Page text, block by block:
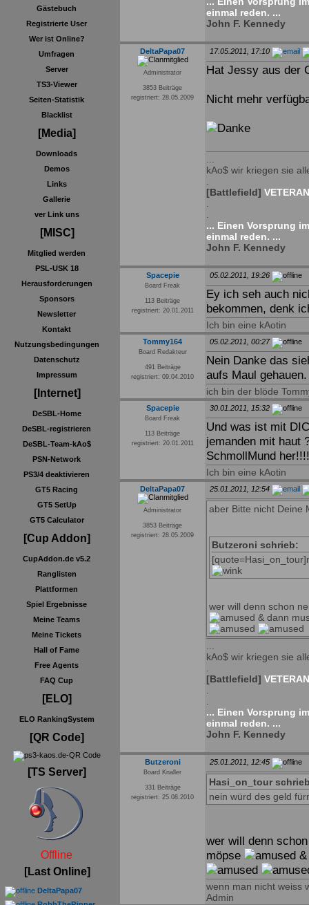
Gästebuch
Registrierte User
Wer ist Online?
Umfragen
Server
TS3-Viewer
Seiten-Statistik
Blacklist
[Media]
Downloads
Demos
Links
Gallerie
ver Link uns
[MISC]
Mitglied werden
PSL-USK 18
Herausforderungen
Sponsors
Newsletter
Kontakt
Nutzungsbedingungen
Datenschutz
Impressum
[Internet]
DeSBL-Home
DeSBL-registrieren
DeSBL-Team-kAo$
PSN-Network
PS3/4 deaktivieren
GT5 Racing
GT5 SetUp
GT5 Calculator
[Cup Addon]
CupAddon.de v5.2
Ranglisten
Plattformen
Spiel Ergebnisse
Meine Teams
Meine Tickets
Hall of Fame
Free Agents
FAQ Cup
[ELO]
ELO RankingSystem
[QR Code]
[TS Server]
Offline
[Last Online]
DeltaPapa07
einmal reden. ...
John F. Kennedy
DeltaPapa07
Administrator
3853 Beiträge
registriert: 28.05.2009
17.05.2011, 17:10
Hat Jessy aus der
Nicht mehr
kAo$ wir kriegen sie
[Battlefield]
... Einen Vorsprung
einmal reden. ...
John F. Kennedy
Spacepie
Board Freak
113 Beiträge
registriert: 20.01.2011
05.02.2011, 19:26
Ey ich seh auch
bekommen, denk
Ich bin eine kAotin
Tommy164
Board Redakteur
491 Beiträge
registriert: 09.04.2010
05.02.2011, 00:27
Nein Danke das
aufs Maul
ich bin der blöde
Spacepie
Board Freak
113 Beiträge
registriert: 20.01.2011
30.01.2011, 15:32
Und was ist mit
jemanden mit haut
SchmollMund
Ich bin eine kAotin
DeltaPapa07
Administrator
3853 Beiträge
registriert: 28.05.2009
25.01.2011, 12:54
aber Bitte nicht Deine
Butzeroni schrieb:
wer will denn schon
& dann
kAo$ wir kriegen sie
[Battlefield]
... Einen Vorsprung
einmal reden. ...
John F. Kennedy
Butzeroni
Board Knaller
331 Beiträge
registriert: 25.08.2010
25.01.2011, 12:45
Hasi_on_tour
nein würd des geld
wer will denn
möpse
wenn man nicht weiss
Admin